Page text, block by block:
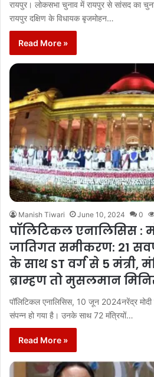
रायपुर। लोकसभा चुनाव में रायपुर से सांसद का
रायपुर दक्षिण के विधायक बृजमोहन…
Read More »
Manish Tiwari June 10, 2024 0
पॉलिटिकल एनालिसिस :
जातिगत समीकरण: 21
के साथ ST वर्ग से 5 मंत्री,
ब्राम्हण तो मुसलमान
पॉलिटिकल एनालिसिस, 10 जून 2024नरेंद्र मोदी
संपन्न हो गया है। उनके साथ 72 मंत्रियों…
Read More »